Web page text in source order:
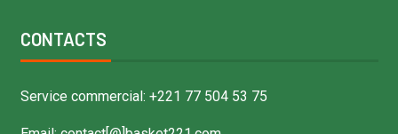
CONTACTS
Service commercial: +221 77 504 53 75